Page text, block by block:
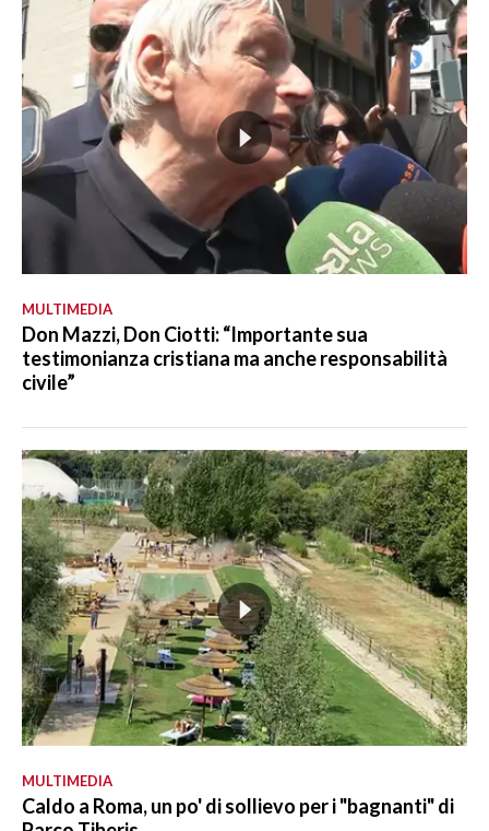
MULTIMEDIA
Don Mazzi, Don Ciotti: “Importante sua
testimonianza cristiana ma anche responsabilità
civile”
MULTIMEDIA
Caldo a Roma, un po' di sollievo per i "bagnanti" di